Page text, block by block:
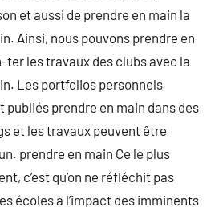
et aussi de prendre en main la
Ainsi, nous pouvons prendre en
ter les travaux des clubs avec la
Les portfolios personnels
publiés prendre en main dans des
et les travaux peuvent être
prendre en main Ce le plus
c’est qu’on ne réfléchit pas
écoles à l’impact des imminents